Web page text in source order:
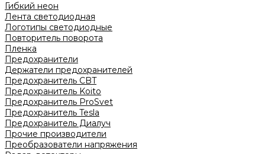
Гибкий неон
Лента светодиодная
Логотипы светодиодные
Повторитель поворота
Пленка
Предохранители
Держатели предохранителей
Предохранитель CBT
Предохранитель Koito
Предохранитель ProSvet
Предохранитель Tesla
Предохранитель Диалуч
Прочие производители
Преобразователи напряжения